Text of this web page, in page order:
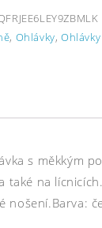
, Ohlávky,
s měkkým
také na
nošení.Barva: